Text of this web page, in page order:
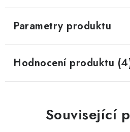
Parametry produktu
Hodnocení produktu
Související